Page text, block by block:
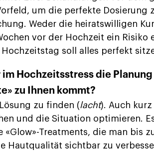
um die perfekte Dosierung
Weder die heiratswilligen
vor der Hochzeit ein Risiko
soll alles perfekt
im Hochzeitsstress die
zu Ihnen kommt?
zu finden ( lacht). Auch
und die Situation optimieren.
«Glow»-Treatments, die man bis
Hautqualität sichtbar zu